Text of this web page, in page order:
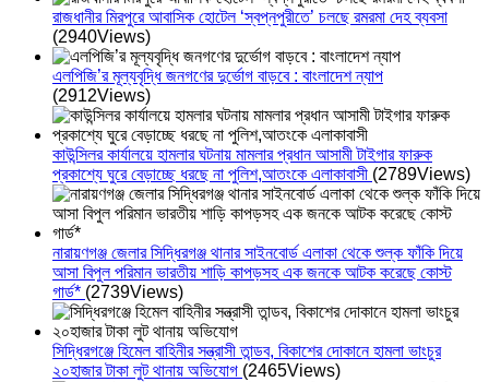
রাজধানীর মিরপুরে আবাসিক হোটেল ‘স্বপ্নপুরীতে’ চলছে রমরমা দেহ ব্যবসা
(2940Views)
এলপিজি’র মূল্যবৃদ্ধি জনগণের দুর্ভোগ বাড়বে : বাংলাদেশ ন্যাপ
(2912Views)
কাউন্সিলর কার্যালয়ে হামলার ঘটনায় মামলার প্রধান আসামী টাইগার ফারুক
প্রকাশ্যে ঘুরে বেড়াচ্ছে ধরছে না পুলিশ,আতংকে এলাকাবাসী (2789Views)
নারায়ণগঞ্জ জেলার সিদ্ধিরগঞ্জ থানার সাইনবোর্ড এলাকা থেকে শুল্ক ফাঁকি দিয়ে
আসা বিপুল পরিমান ভারতীয় শাড়ি কাপড়সহ এক জনকে আটক করেছে কোস্ট
গার্ড* (2739Views)
সিদ্ধিরগঞ্জে হিমেল বাহিনীর সন্ত্রাসী তান্ডব, বিকাশের দোকানে হামলা ভাংচুর
২০হাজার টাকা লুট থানায় অভিযোগ (2465Views)